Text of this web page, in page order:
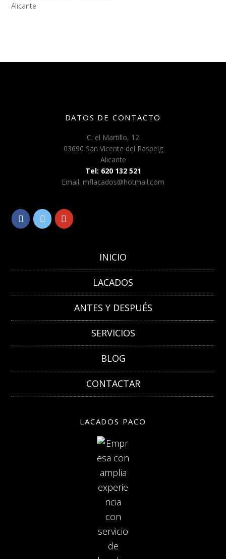
Alicante
DATOS DE CONTACTO
C. el Martillo, 12
03690 San Vicente del Raspeig
Alicante
Tel: 620 132 521
Email: mflacados@hotmail.com
INICIO
LACADOS
ANTES Y DESPUÉS
SERVICIOS
BLOG
CONTACTAR
LACADOS PACO